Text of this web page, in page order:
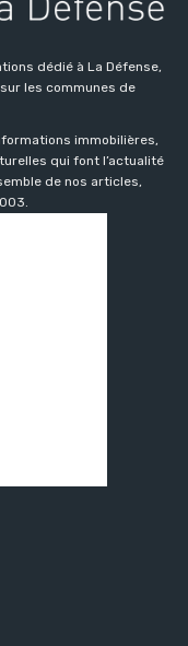
dédié à La Défense,
les communes de
immobilières,
qui font l’actualité
de nos articles,